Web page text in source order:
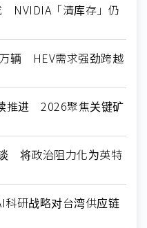
NVIDIA「清库存」仍
辆 HEV需求强劲跨越
推进 2026聚焦关键矿
将政治阻力化为英特
科研战略对台湾供应链